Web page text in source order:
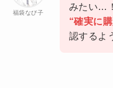
福袋なび子
みたい…！
“確実に
認するよ